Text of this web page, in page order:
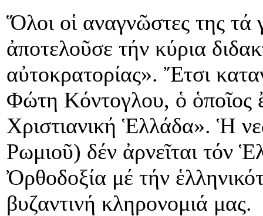
Ὅλοι οἱ αναγνῶστες της
ἀποτελοῦσε τήν κύρια
αὐτοκρατορίας». Ἔτσι
Φώτη Κόντογλου, ὁ ὁποῖος
Χριστιανική Ἑλλάδα». Ἡ
Ρωμιοῦ) δέν ἀρνεῖται τόν
Ὀρθοδοξία μέ τήν
βυζαντινή κληρονομιά μας.